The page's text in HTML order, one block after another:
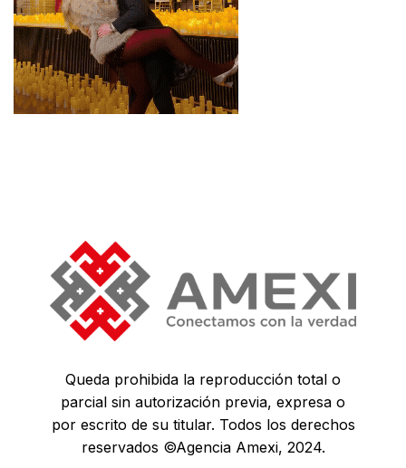
Queda prohibida la reproducción total o
parcial sin autorización previa, expresa o
por escrito de su titular. Todos los derechos
reservados ©Agencia Amexi, 2024.